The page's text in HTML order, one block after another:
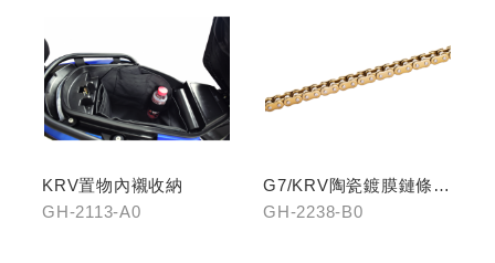
KRV置物內襯收納
GH-2113-A0
G7/KRV陶瓷鍍膜鏈條-
黃金
GH-2238-B0